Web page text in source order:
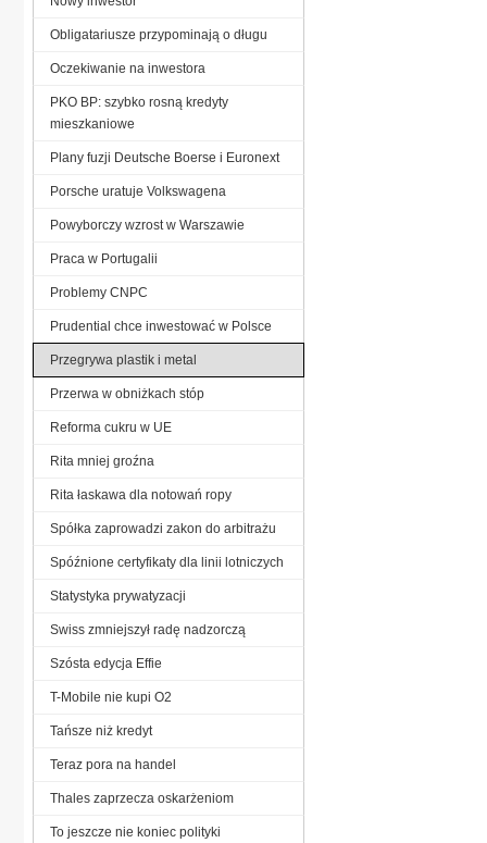
Obligatariusze przypominają o długu
Oczekiwanie na inwestora
PKO BP: szybko rosną kredyty
mieszkaniowe
Plany fuzji Deutsche Boerse i Euronext
Porsche uratuje Volkswagena
Powyborczy wzrost w Warszawie
Praca w Portugalii
Problemy CNPC
Prudential chce inwestować w Polsce
Przegrywa plastik i metal
Przerwa w obniżkach stóp
Reforma cukru w UE
Rita mniej groźna
Rita łaskawa dla notowań ropy
Spółka zaprowadzi zakon do arbitrażu
Spóźnione certyfikaty dla linii lotniczych
Statystyka prywatyzacji
Swiss zmniejszył radę nadzorczą
Szósta edycja Effie
T-Mobile nie kupi O2
Tańsze niż kredyt
Teraz pora na handel
Thales zaprzecza oskarżeniom
To jeszcze nie koniec polityki